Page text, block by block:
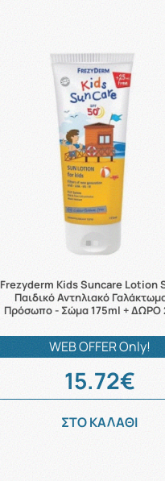
Frezyderm Kids Suncare Lotion
Παιδικό Αντηλιακό
Πρόσωπο - Σώμα 175ml + ΔΩΡΟ
WEB OFFER Only!
15.72€
ΣΤΟ ΚΑΛΑΘΙ